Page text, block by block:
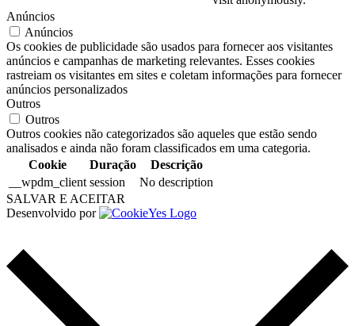
Anúncios
Anúncios
Os cookies de publicidade são usados para fornecer aos visitantes
anúncios e campanhas de marketing relevantes. Esses cookies
rastreiam os visitantes em sites e coletam informações para fornecer
anúncios personalizados
Outros
Outros
Outros cookies não categorizados são aqueles que estão sendo
analisados e ainda não foram classificados em uma categoria.
Cookie
Duração
Descrição
__wpdm_client session
No description
SALVAR E ACEITAR
Desenvolvido por